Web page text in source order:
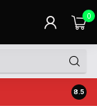
0
Prix
8.5